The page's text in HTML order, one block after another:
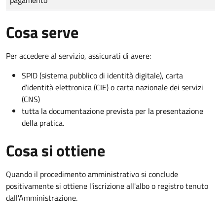
Cosa serve
Per accedere al servizio, assicurati di avere:
SPID (sistema pubblico di identità digitale), carta
d’identità elettronica (CIE) o carta nazionale dei servizi
(CNS)
tutta la documentazione prevista per la presentazione
della pratica.
Cosa si ottiene
Quando il procedimento amministrativo si conclude
positivamente si ottiene l'iscrizione all'albo o registro tenuto
dall'Amministrazione.